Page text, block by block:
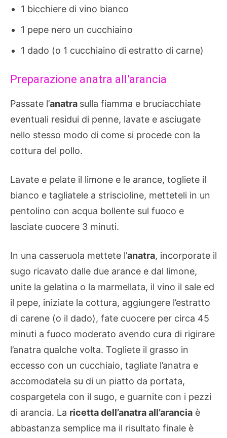
1 bicchiere di vino bianco
1 pepe nero un cucchiaino
1 dado (o 1 cucchiaino di estratto di carne)
Preparazione anatra all’arancia
Passate l’anatra sulla fiamma e bruciacchiate
eventuali residui di penne, lavate e asciugate
nello stesso modo di come si procede con la
cottura del pollo.
Lavate e pelate il limone e le arance, togliete il
bianco e tagliatele a striscioline, metteteli in un
pentolino con acqua bollente sul fuoco e
lasciate cuocere 3 minuti.
In una casseruola mettete l’anatra, incorporate il
sugo ricavato dalle due arance e dal limone,
unite la gelatina o la marmellata, il vino il sale ed
il pepe, iniziate la cottura, aggiungere l’estratto
di carene (o il dado), fate cuocere per circa 45
minuti a fuoco moderato avendo cura di rigirare
l’anatra qualche volta. Togliete il grasso in
eccesso con un cucchiaio, tagliate l’anatra e
accomodatela su di un piatto da portata,
cospargetela con il sugo, e guarnite con i pezzi
di arancia. La ricetta dell’anatra all’arancia è
abbastanza semplice ma il risultato finale è